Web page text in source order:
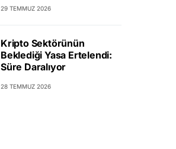
29 TEMMUZ 2026
Kripto Sektörünün
Beklediği Yasa Ertelendi:
Süre Daralıyor
28 TEMMUZ 2026